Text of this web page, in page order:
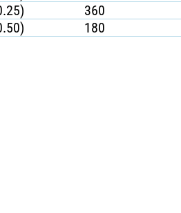
360
180